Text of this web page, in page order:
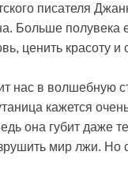
писателя
полувека
ценить красоту и
в волшебную
кажется
она губит даже
мир лжи.